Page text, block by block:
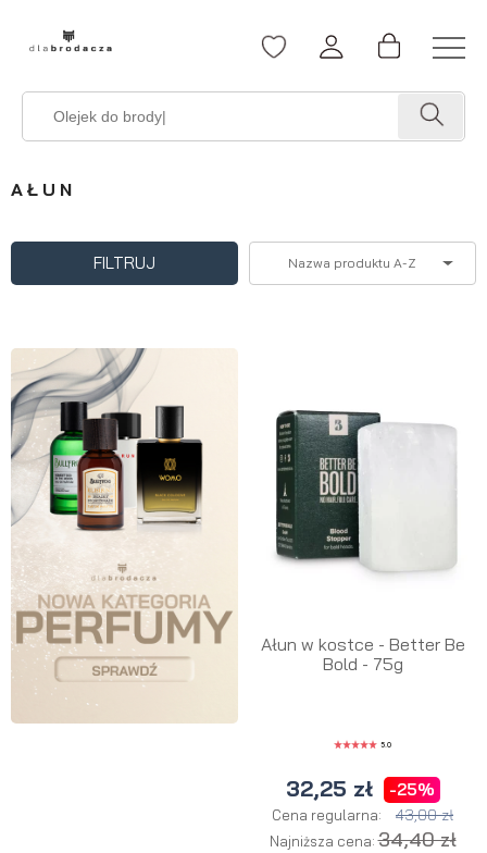
AŁUN
FILTRUJ Nazwa produktu A-Z
Ałun w kostce - Better Be
Bold - 75g
5.0
32,25 zł -25%
Cena regularna: 43,00 zł
Najniższa cena:34,40 zł